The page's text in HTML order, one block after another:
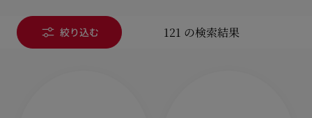
絞り込む 121 の検索結果